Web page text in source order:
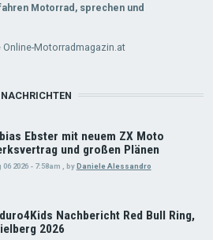
Motorrad, sprechen und
Motorradmagazin.at
NACHRICHTEN
Ebster mit neuem ZX Moto
und großen Plänen
06 2026 - 7:58am byDaniele Alessandro
Nachbericht Red Bull Ring,
2026